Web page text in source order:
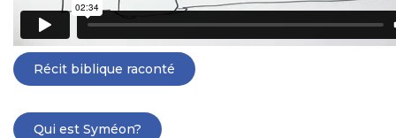
Récit biblique raconté
Qui est Syméon?